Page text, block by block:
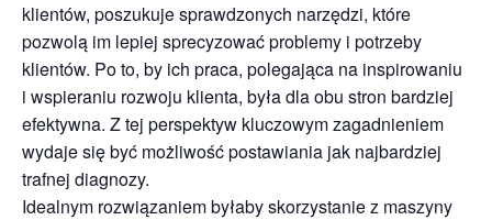
klientów, poszukuje sprawdzonych narzędzi, które
pozwolą im lepiej sprecyzować problemy i potrzeby
klientów. Po to, by ich praca, polegająca na inspirowaniu
i wspieraniu rozwoju klienta, była dla obu stron bardziej
efektywna. Z tej perspektyw kluczowym zagadnieniem
wydaje się być możliwość postawiania jak najbardziej
trafnej diagnozy.
Idealnym rozwiązaniem byłaby skorzystanie z maszyny